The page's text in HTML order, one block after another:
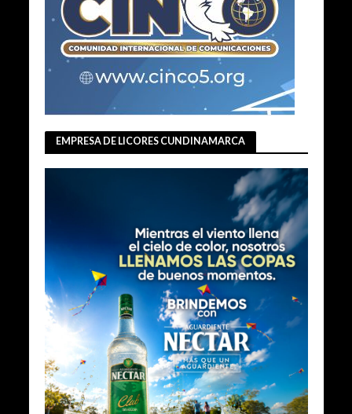
EMPRESA DE LICORES CUNDINAMARCA